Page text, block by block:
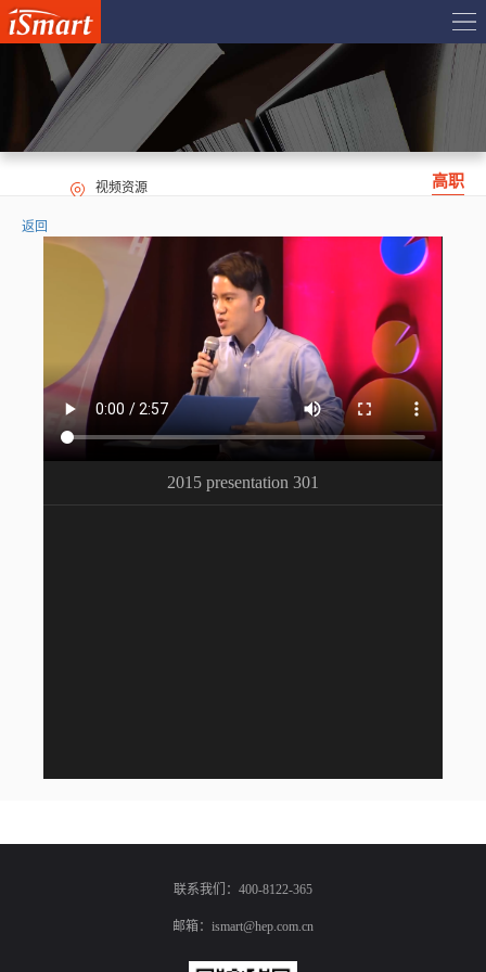
视频资源 高职
返回
2015 presentation 301
联系我们：400-8122-365
邮箱：ismart@hep.com.cn